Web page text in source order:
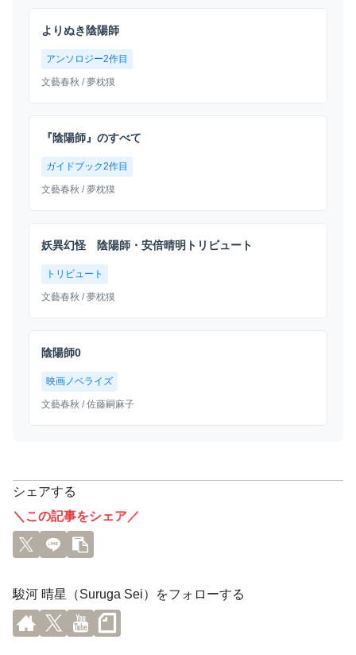
よりぬき陰陽師
アンソロジー2作目
文藝春秋 / 夢枕獏
『陰陽師』のすべて
ガイドブック2作目
文藝春秋 / 夢枕獏
妖異幻怪 陰陽師・安倍晴明トリビュート
トリビュート
文藝春秋 / 夢枕獏
陰陽師0
映画ノベライズ
文藝春秋 / 佐藤嗣麻子
シェアする
＼この記事をシェア／
駿河 晴星（Suruga Sei）をフォローする